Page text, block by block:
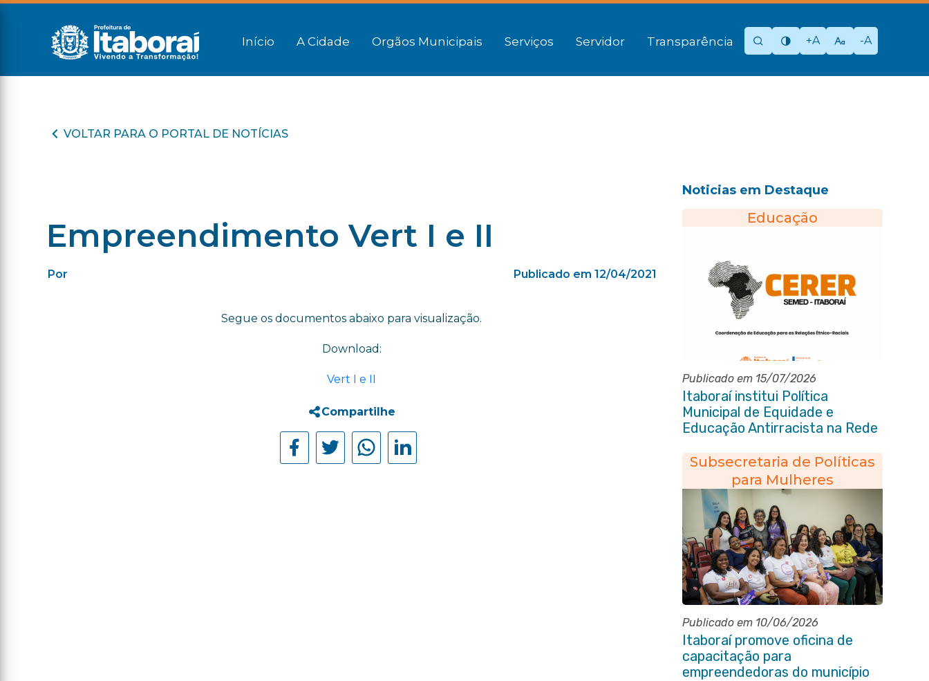
Início A Cidade Orgãos Municipais Serviços Servidor Transparência +A -A
VOLTAR PARA O PORTAL DE NOTÍCIAS
Empreendimento Vert I e II
Por Publicado em 12/04/2021
Segue os documentos abaixo para visualização.
Download:
Vert I e II
Compartilhe
Noticias em Destaque
Educação
Publicado em 15/07/2026
Itaboraí institui Política
Municipal de Equidade e
Educação Antirracista na Rede
Subsecretaria de Políticas
para Mulheres
Publicado em 10/06/2026
Itaboraí promove oficina de
capacitação para
empreendedoras do município